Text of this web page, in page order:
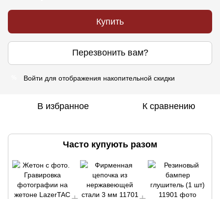
Купить
Перезвонить вам?
Войти для отображения накопительной скидки
В избранное К сравнению
Часто купують разом